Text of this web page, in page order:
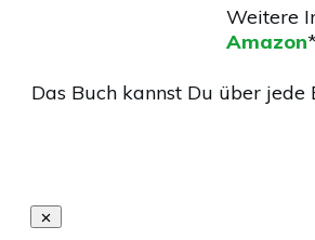
Weitere
Amazon
Das Buch kannst Du über